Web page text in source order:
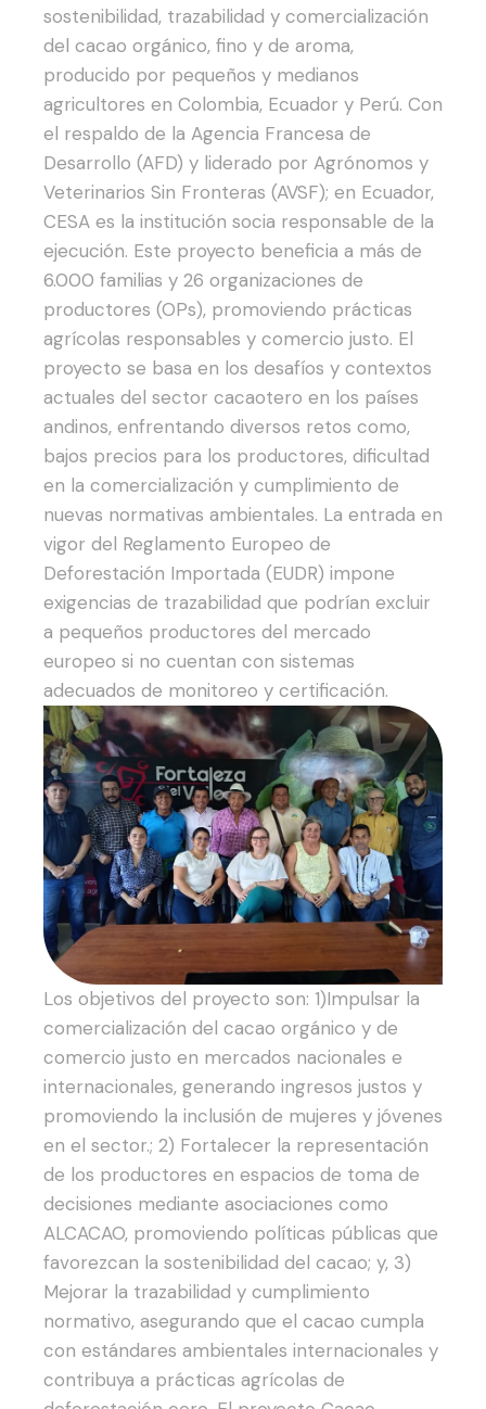
sostenibilidad, trazabilidad y comercialización
del cacao orgánico, fino y de aroma,
producido por pequeños y medianos
agricultores en Colombia, Ecuador y Perú. Con
el respaldo de la Agencia Francesa de
Desarrollo (AFD) y liderado por Agrónomos y
Veterinarios Sin Fronteras (AVSF); en Ecuador,
CESA es la institución socia responsable de la
ejecución. Este proyecto beneficia a más de
6.000 familias y 26 organizaciones de
productores (OPs), promoviendo prácticas
agrícolas responsables y comercio justo. El
proyecto se basa en los desafíos y contextos
actuales del sector cacaotero en los países
andinos, enfrentando diversos retos como,
bajos precios para los productores, dificultad
en la comercialización y cumplimiento de
nuevas normativas ambientales. La entrada en
vigor del Reglamento Europeo de
Deforestación Importada (EUDR) impone
exigencias de trazabilidad que podrían excluir
a pequeños productores del mercado
europeo si no cuentan con sistemas
adecuados de monitoreo y certificación.
Los objetivos del proyecto son: 1)Impulsar la
comercialización del cacao orgánico y de
comercio justo en mercados nacionales e
internacionales, generando ingresos justos y
promoviendo la inclusión de mujeres y jóvenes
en el sector.; 2) Fortalecer la representación
de los productores en espacios de toma de
decisiones mediante asociaciones como
ALCACAO, promoviendo políticas públicas que
favorezcan la sostenibilidad del cacao; y, 3)
Mejorar la trazabilidad y cumplimiento
normativo, asegurando que el cacao cumpla
con estándares ambientales internacionales y
contribuya a prácticas agrícolas de